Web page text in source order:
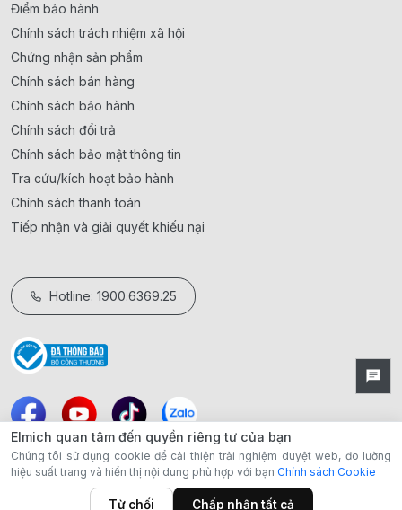
Điểm bảo hành
Chính sách trách nhiệm xã hội
Chứng nhận sản phẩm
Chính sách bán hàng
Chính sách bảo hành
Chính sách đổi trả
Chính sách bảo mật thông tin
Tra cứu/kích hoạt bảo hành
Chính sách thanh toán
Tiếp nhận và giải quyết khiếu nại
Hotline: 1900.6369.25
Elmich quan tâm đến quyền riêng tư của bạn
Chúng tôi sử dụng cookie để cải thiện trải nghiệm duyệt web, đo lường
hiệu suất trang và hiển thị nội dung phù hợp với bạn Chính sách Cookie
Từ chối Chấp nhận tất cả